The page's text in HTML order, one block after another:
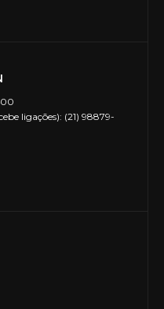
ligações): (21) 98879-